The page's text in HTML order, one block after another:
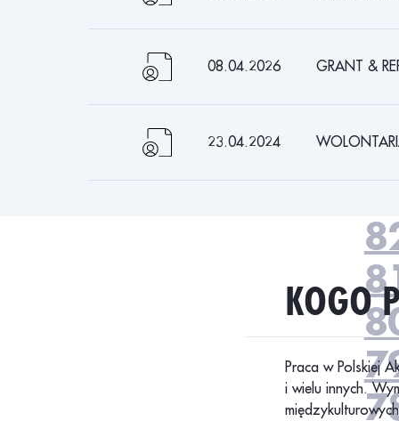
08.04.2026 GRANT &
23.04.2024
KOGO
Praca w Polskiej
i wielu innych.